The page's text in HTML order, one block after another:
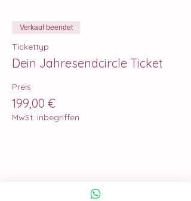
Verkauf beendet
Tickettyp
Dein Jahresendcircle Ticket
Preis
199,00 €
MwSt. inbegriffen